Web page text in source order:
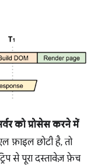
को प्रोसेस करने में
फ़ाइल छोटी है, तो
से पूरा दस्तावेज़ फ़ेच